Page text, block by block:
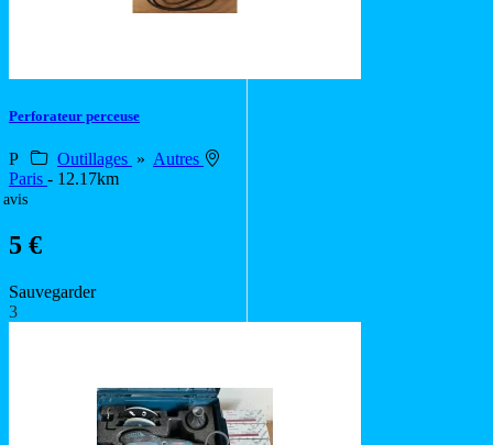
Perforateur perceuse
P Outillages » Autres
Paris - 12.17km
avis
5 €
Sauvegarder
3